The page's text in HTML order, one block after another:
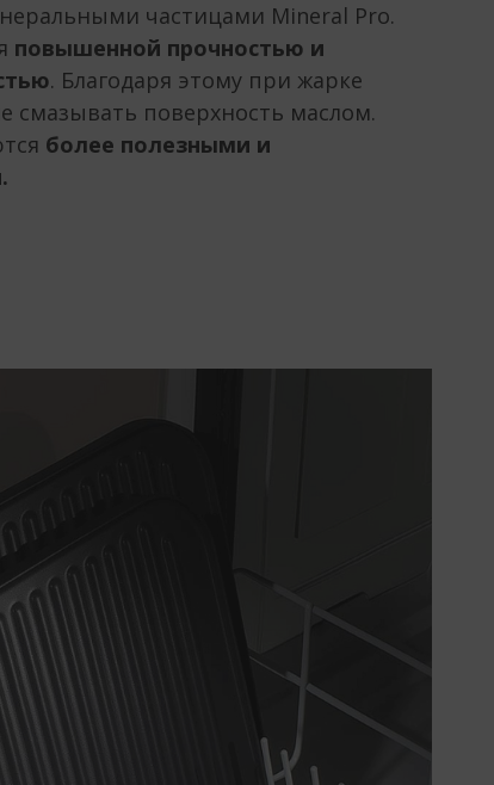
частицами Mineral Pro.
повышенной прочностью и
. Благодаря этому при жарке
смазывать поверхность маслом.
более полезными и